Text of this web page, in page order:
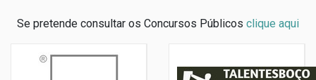
Se pretende consultar os Concursos Públicos clique aqui